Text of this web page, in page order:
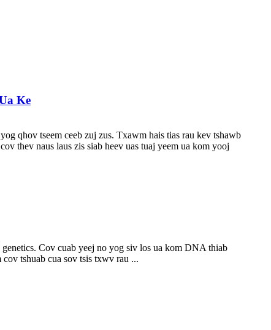
Ke
qhov tseem ceeb zuj zus. Txawm hais tias rau kev tshawb
thev naus laus zis siab heev uas tuaj yeem ua kom yooj
Cov cuab yeej no yog siv los ua kom DNA thiab
tshuab cua sov tsis txwv rau ...